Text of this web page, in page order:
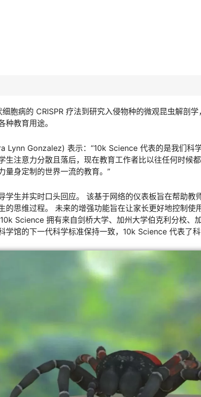
胞病的 CRISPR 疗法到研究入侵物种的微观昆虫解剖
教育用途。
Lynn Gonzalez) 表示：“10k Science 代表的是我们
生注意力分散且落后，现在教育工作者比以往任何时候
量身定制的世界一流的教育。”
学生并实时口头回应。 该基于网络的仪表板旨在帮助教
的思维过程。 未来的增强功能旨在让家长更好地控制使
Science 拥有来自剑桥大学、加州大学伯克利分校、
馆的下一代科学标准保持一致，10k Science 代表了科